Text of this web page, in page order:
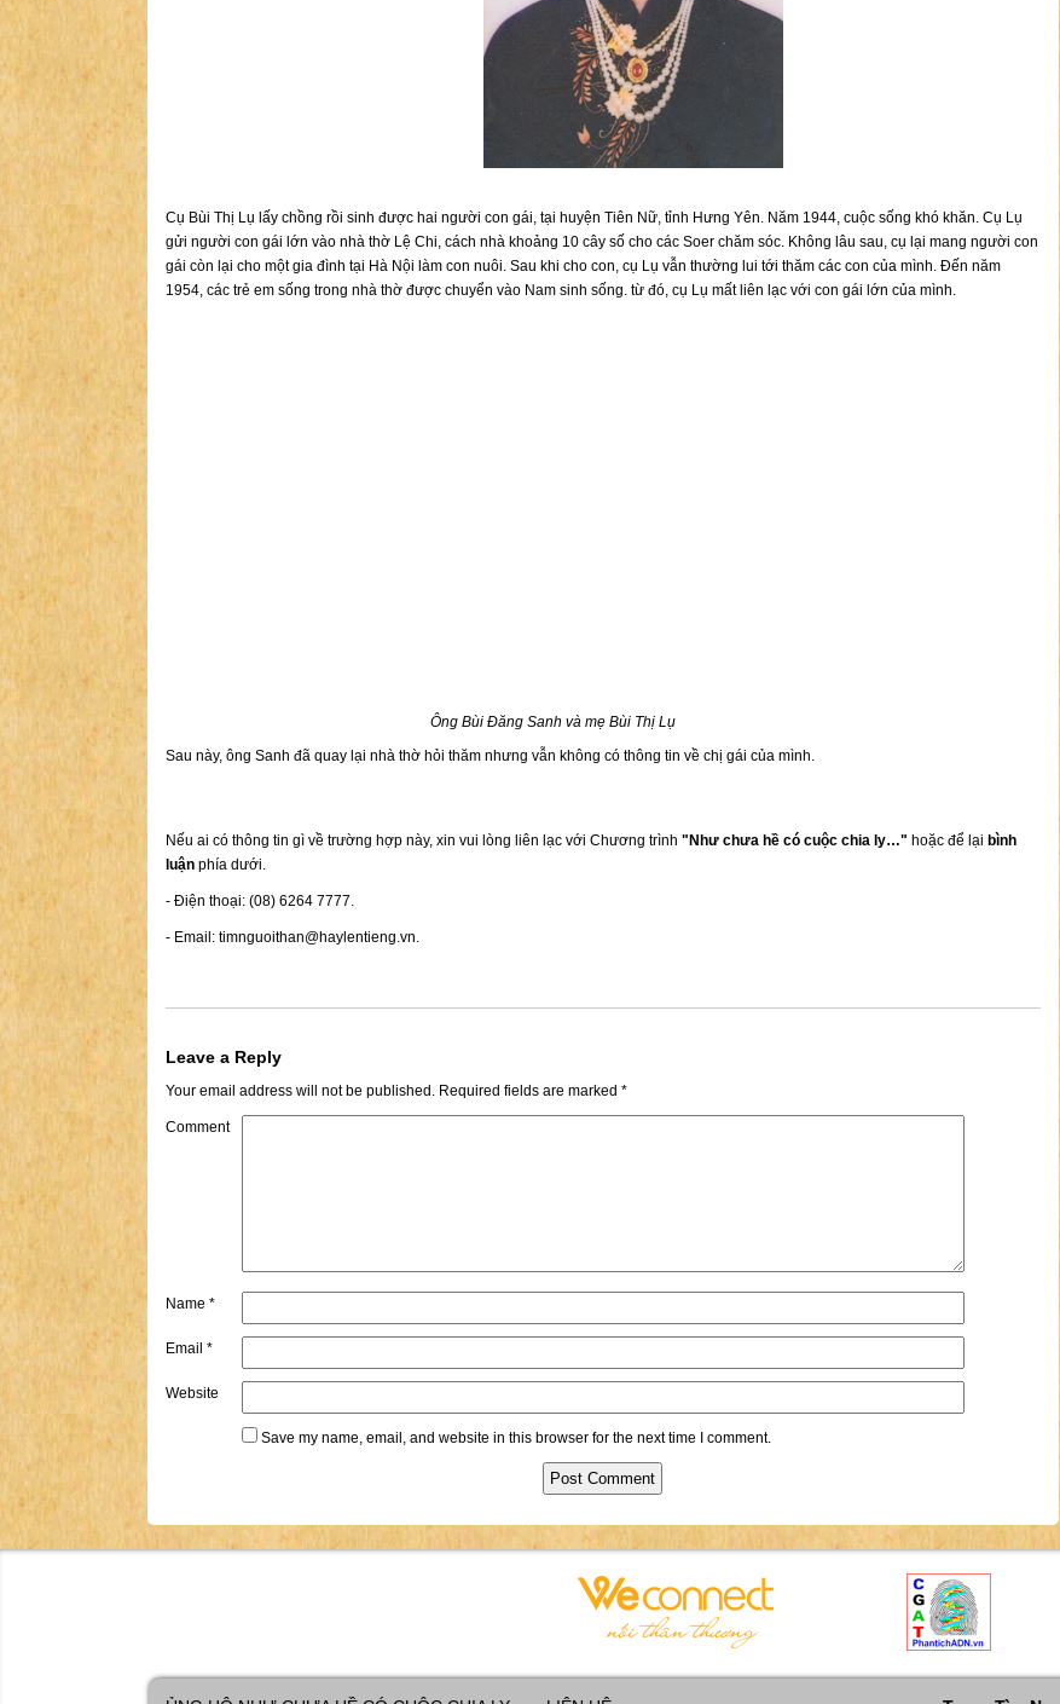
Cụ Bùi Thị Lụ lấy chồng rồi sinh được hai người con gái, tại huyện Tiên Nữ, tỉnh Hưng Yên. Năm 1944, cuộc sống khó khăn. Cụ Lụ
gửi người con gái lớn vào nhà thờ Lệ Chi, cách nhà khoảng 10 cây số cho các Soer chăm sóc. Không lâu sau, cụ lại mang người con
gái còn lại cho một gia đình tại Hà Nội làm con nuôi. Sau khi cho con, cụ Lụ vẫn thường lui tới thăm các con của mình. Đến năm
1954, các trẻ em sống trong nhà thờ được chuyển vào Nam sinh sống. từ đó, cụ Lụ mất liên lạc với con gái lớn của mình.
Ông Bùi Đăng Sanh và mẹ Bùi Thị Lụ
Sau này, ông Sanh đã quay lại nhà thờ hỏi thăm nhưng vẫn không có thông tin về chị gái của mình.
Nếu ai có thông tin gì về trường hợp này, xin vui lòng liên lạc với Chương trình "Như chưa hề có cuộc chia ly…" hoặc để lại bình
luận phía dưới.
- Điện thoại: (08) 6264 7777.
- Email: timnguoithan@haylentieng.vn.
Leave a Reply
Your email address will not be published. Required fields are marked *
Comment
Name *
Email *
Website
Save my name, email, and website in this browser for the next time I comment.